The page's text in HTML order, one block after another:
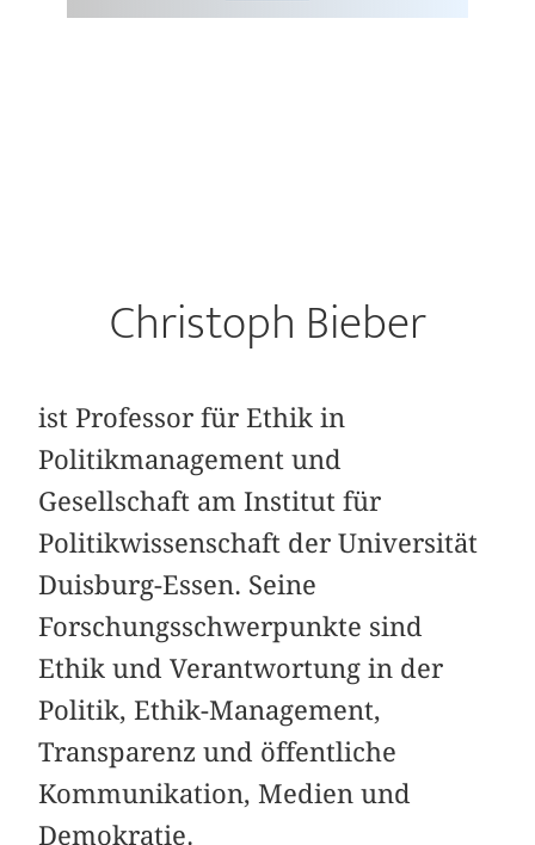
Christoph Bieber
ist Professor für Ethik in
Politikmanagement und
Gesellschaft am Institut für
Politikwissenschaft der Universität
Duisburg-Essen. Seine
Forschungsschwerpunkte sind
Ethik und Verantwortung in der
Politik, Ethik-Management,
Transparenz und öffentliche
Kommunikation, Medien und
Demokratie.